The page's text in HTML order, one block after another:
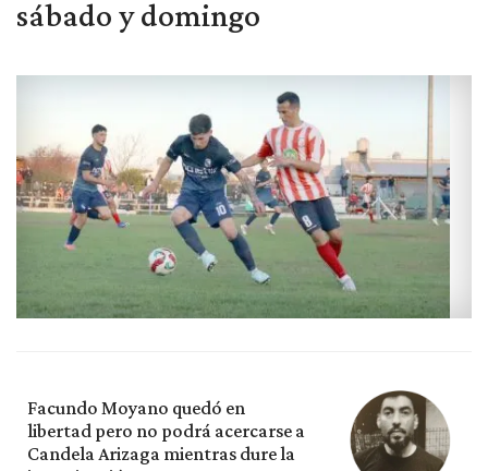
sábado y domingo
Facundo Moyano quedó en
libertad pero no podrá acercarse a
Candela Arizaga mientras dure la